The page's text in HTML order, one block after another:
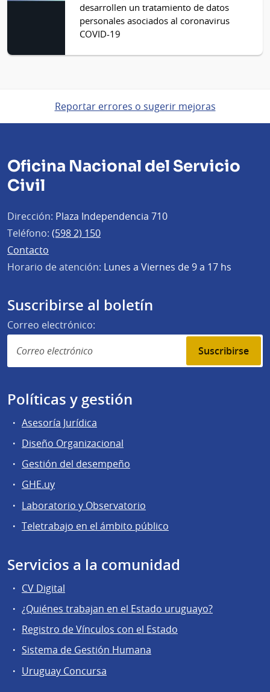
desarrollen un tratamiento de datos
personales asociados al coronavirus
COVID-19
Reportar errores o sugerir mejoras
Oficina Nacional del Servicio
Civil
Dirección: Plaza Independencia 710
Teléfono: (598 2) 150
Contacto
Horario de atención: Lunes a Viernes de 9 a 17 hs
Suscribirse al boletín
Correo electrónico:
Suscribirse
Políticas y gestión
Asesoría Jurídica
Diseño Organizacional
Gestión del desempeño
GHE.uy
Laboratorio y Observatorio
Teletrabajo en el ámbito público
Servicios a la comunidad
CV Digital
¿Quiénes trabajan en el Estado uruguayo?
Registro de Vínculos con el Estado
Sistema de Gestión Humana
Uruguay Concursa